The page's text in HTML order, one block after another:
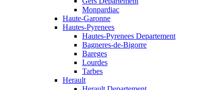
Monpardiac
Haute-Garonne
Hautes-Pyrenees
Hautes-Pyrenees Departement
Bagneres-de-Bigorre
Bareges
Lourdes
Tarbes
Herault